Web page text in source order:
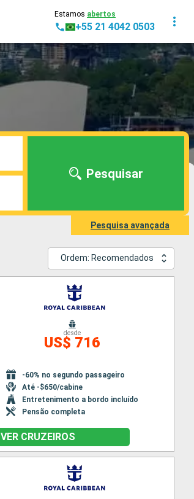
Estamos abertos
+55 21 4042 0503
Pesquisar
Pesquisa avançada
Ordem: Recomendados
desde
US$ 716
-60% no segundo passageiro
Até -$650/cabine
Entretenimento a bordo incluído
Pensão completa
VER CRUZEIROS